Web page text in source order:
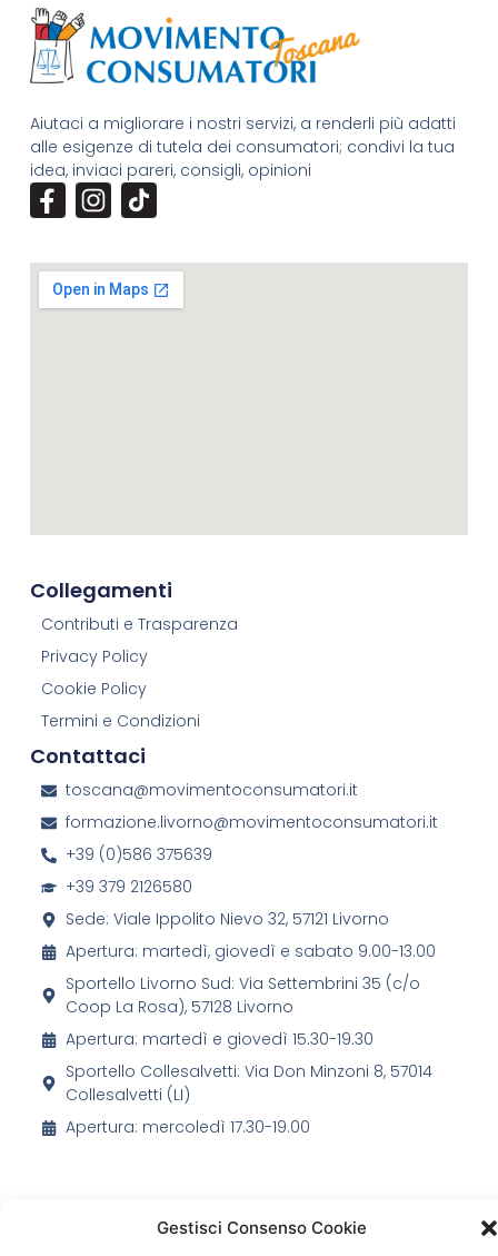
Gestisci Consenso Cookie
Aiutaci a migliorare i nostri servizi, a renderli più adatti
alle esigenze di tutela dei consumatori; condivi la tua
idea, inviaci pareri, consigli, opinioni
Contattaci
toscana@movimentoconsumatori.it
formazione.livorno@movimentoconsumatori.it
+39 (0)586 375639
+39 379 2126580
Sede: Viale Ippolito Nievo 32, 57121 Livorno
Apertura: martedì, giovedì e sabato 9.00-13.00
Sportello Livorno Sud: Via Settembrini 35 (c/o
Coop La Rosa), 57128 Livorno
Apertura: martedì e giovedì 15.30-19.30
Sportello Collesalvetti: Via Don Minzoni 8, 57014
Collesalvetti (LI)
Apertura: mercoledì 17.30-19.00
Collegamenti
Contributi e Trasparenza
Privacy Policy
Cookie Policy
Termini e Condizioni